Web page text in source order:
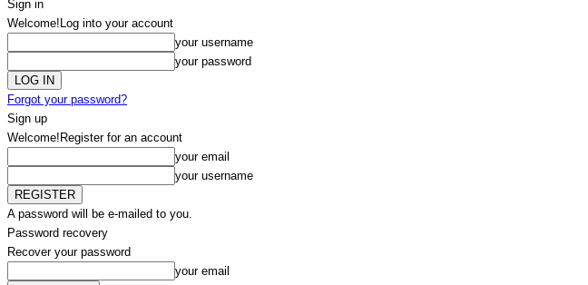
Sign in
Welcome! Log into your account
your username
your password
Forgot your password?
Sign up
Welcome! Register for an account
your email
your username
A password will be e-mailed to you.
Password recovery
Recover your password
your email